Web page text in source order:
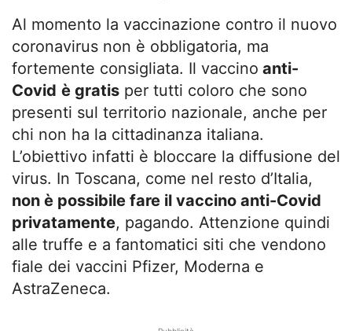
Al momento la vaccinazione contro il nuovo
coronavirus non è obbligatoria, ma
fortemente consigliata. Il vaccino anti-
Covid è gratis per tutti coloro che sono
presenti sul territorio nazionale, anche per
chi non ha la cittadinanza italiana.
L’obiettivo infatti è bloccare la diffusione del
virus. In Toscana, come nel resto d’Italia,
non è possibile fare il vaccino anti-Covid
privatamente, pagando. Attenzione quindi
alle truffe e a fantomatici siti che vendono
fiale dei vaccini Pfizer, Moderna e
AstraZeneca.